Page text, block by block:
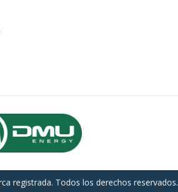
registrada. Todos los derechos reservados.